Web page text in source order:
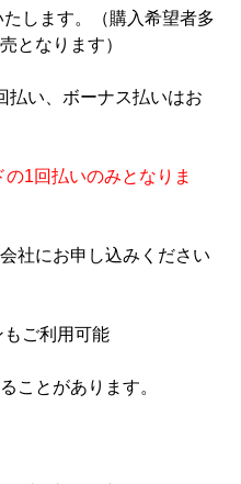
します。（購入希望者多
となります）
払い、ボーナス払いはお
1回払いのみとなりま
社にお申し込みください
もご利用可能
ことがあります。